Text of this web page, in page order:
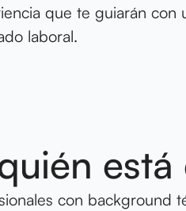
que te guiarán con
laboral.
con background